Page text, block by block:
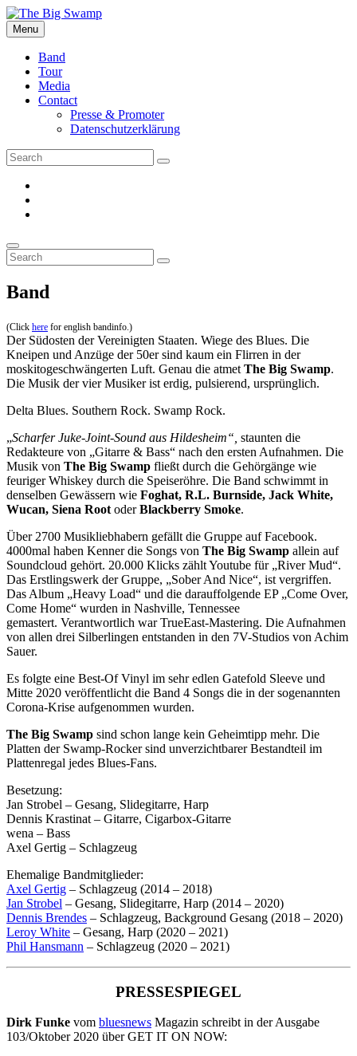
Skip
to
content
The Big Swamp
Swamp Rock | Delta Blues | Southern Rock
Menu
Band
Tour
Media
Contact
Presse & Promoter
Datenschutzerklärung
Search
for:
Search
Search
Search
for:
Search
Band
(Click here for english bandinfo.)
Der Südosten der Vereinigten Staaten. Wiege des Blues. Die
Kneipen und Anzüge der 50er sind kaum ein Flirren in der
moskitogeschwängerten Luft. Genau die atmet The Big Swamp.
Die Musik der vier Musiker ist erdig, pulsierend, ursprünglich.
Delta Blues. Southern Rock. Swamp Rock.
„Scharfer Juke-Joint-Sound aus Hildesheim“, staunten die
Redakteure von „Gitarre & Bass“ nach den ersten Aufnahmen. Die
Musik von The Big Swamp fließt durch die Gehörgänge wie
feuriger Whiskey durch die Speiseröhre. Die Band schwimmt in
denselben Gewässern wie Foghat, R.L. Burnside, Jack White,
Wucan, Siena Root oderBlackberry Smoke.
Über 2700 Musikliebhabern gefällt die Gruppe auf Facebook.
4000mal haben Kenner die Songs von The Big Swamp allein auf
Soundcloud gehört. 20.000 Klicks zählt Youtube für „River Mud“.
Das Erstlingswerk der Gruppe, „Sober And Nice“, ist vergriffen.
Das Album „Heavy Load“ und die darauffolgende EP „Come Over,
Come Home“ wurden in Nashville, Tennessee
gemastert. Verantwortlich war TrueEast-Mastering. Die Aufnahmen
von allen drei Silberlingen entstanden in den 7V-Studios von Achim
Sauer.
Es folgte eine Best-Of Vinyl im sehr edlen Gatefold Sleeve und
Mitte 2020 veröffentlicht die Band 4 Songs die in der sogenannten
Corona-Krise aufgenommen wurden.
The Big Swamp sind schon lange kein Geheimtipp mehr. Die
Platten der Swamp-Rocker sind unverzichtbarer Bestandteil im
Plattenregal jedes Blues-Fans.
Besetzung:
Jan Strobel – Gesang, Slidegitarre, Harp
Dennis Krastinat – Gitarre, Cigarbox-Gitarre
wena – Bass
Axel Gertig – Schlagzeug
Ehemalige Bandmitglieder:
Axel Gertig – Schlagzeug (2014 – 2018)
Jan Strobel – Gesang, Slidegitarre, Harp (2014 – 2020)
Dennis Brendes – Schlagzeug, Background Gesang (2018 – 2020)
Leroy White – Gesang, Harp (2020 – 2021)
Phil Hansmann – Schlagzeug (2020 – 2021)
PRESSESPIEGEL
Dirk Funke vom bluesnews Magazin schreibt in der Ausgabe
103/Oktober 2020 über GET IT ON NOW: